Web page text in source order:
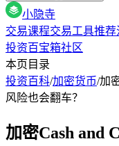
小隐寺
交易课程交易工具推荐
投资百宝箱社区
本页目录
投资百科/加密货币/加
风险也会翻车？
加密Cash and